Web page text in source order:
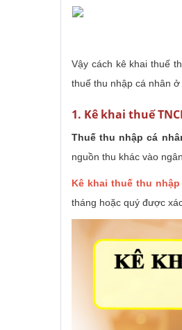
Vậy cách kê khai thuế
thuế thu nhập cá nhân
1. Kê khai thuế
Thuế thu nhập cá
nguồn thu khác vào
Kê khai thuế thu nhập
tháng hoặc quý được